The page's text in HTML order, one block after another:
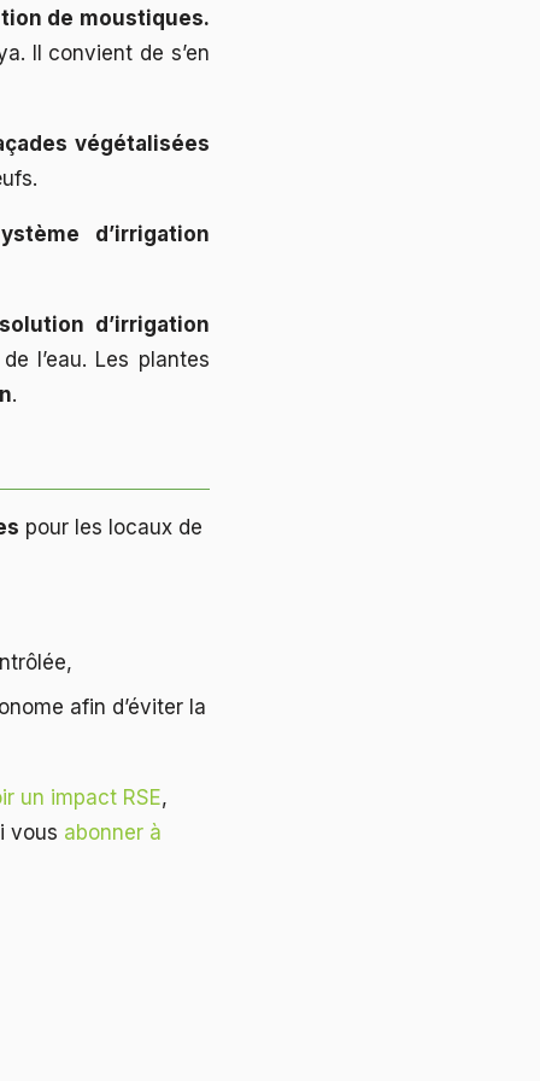
de moustiques.
Il convient de s’en
végétalisées
d’irrigation
d’irrigation
l’eau. Les plantes
.
pour les locaux de
afin d’éviter la
un impact RSE,
vous abonner à